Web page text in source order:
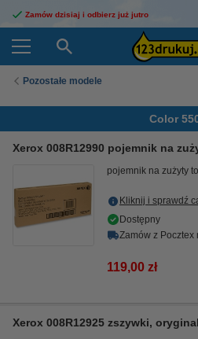
Zamów dzisiaj i odbierz już jutro
Pozostałe modele
Color
Xerox 008R12990 pojemnik na
pojemnik na zużyty
Kliknij i sprawdź
Dostępny
Zamów z Pocztex
119,00 zł
Xerox 008R12925 zszywki,